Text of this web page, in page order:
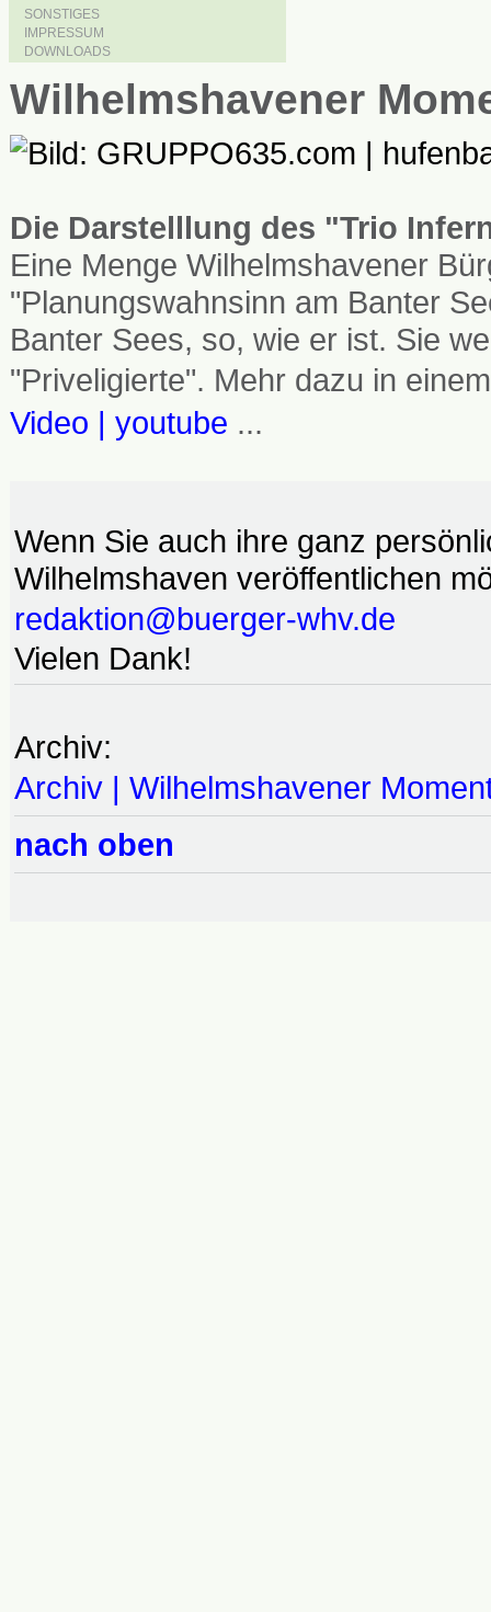
SONSTIGES
IMPRESSUM
DOWNLOADS
Wilhelmshavener
Die Darstelllung des "Trio
Eine Menge Wilhelmshavener
"Planungswahnsinn am Banter
Banter Sees, so, wie er ist. Sie
"Priveligierte". Mehr dazu in
Video | youtube ...
Wenn Sie auch ihre ganz
Wilhelmshaven veröffentlichen
redaktion@buerger-whv.de
Vielen Dank!
Archiv:
Archiv | Wilhelmshavener
nach oben